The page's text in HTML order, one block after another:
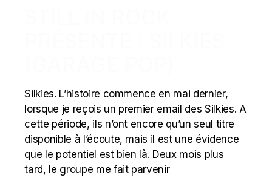
Silkies. L’histoire commence en mai dernier,
lorsque je reçois un premier email des Silkies. A
cette période, ils n’ont encore qu’un seul titre
disponible à l’écoute, mais il est une évidence
que le potentiel est bien là. Deux mois plus
tard, le groupe me fait parvenir